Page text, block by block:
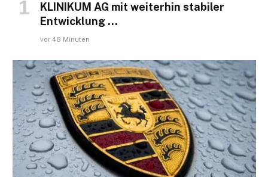
KLINIKUM AG mit weiterhin stabiler
Entwicklung …
vor 48 Minuten